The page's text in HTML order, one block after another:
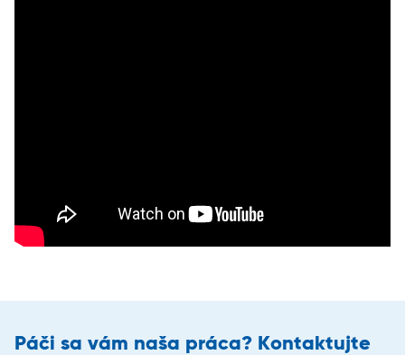
Páči sa vám naša práca? Kontaktujte